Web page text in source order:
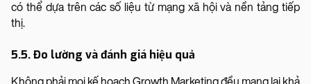
có thể dựa trên các số liệu từ mạng xã hội và nền tảng tiếp
thị.
5.5. Đo lường và đánh giá hiệu quả